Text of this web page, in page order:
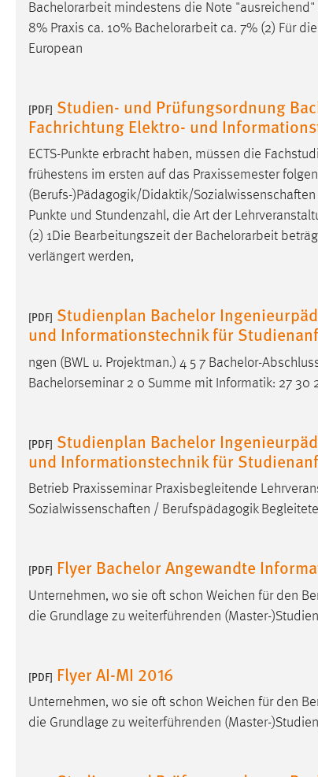
Bachelorarbeit mindestens die Note
8% Praxis ca. 10% Bachelorarbeit ca. 7% (2) Für
European
[PDF] Studien- und Prüfungsordnung
Fachrichtung Elektro- und
ECTS-Punkte erbracht haben, müssen die
frühestens im ersten auf das Praxissemester
(Berufs-)Pädagogik/Didaktik/Sozialwissenschaften
Punkte und Stundenzahl, die Art der
(2) 1Die Bearbeitungszeit der Bachelorarbeit
verlängert werden,
[PDF] Studienplan Bachelor
und Informationstechnik für
ngen (BWL u. Projektman.) 4 5 7 Bachelor-
Bachelorseminar 2 0 Summe mit Informatik: 27 30
[PDF] Studienplan Bachelor
und Informationstechnik für
Betrieb Praxisseminar Praxisbegleitende
Sozialwissenschaften / Berufspädagogik
[PDF] Flyer Bachelor Angewandte
Unternehmen, wo sie oft schon Weichen für den
die Grundlage zu weiterführenden (Master-
[PDF] Flyer AI-MI 2016
Unternehmen, wo sie oft schon Weichen für den
die Grundlage zu weiterführenden (Master-
EXTERNE MEDIEN
Um Inhalte von Videoplattformen und Social Media
YouTube
Vimeo